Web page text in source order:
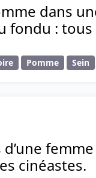
dans
fondu :
Pomme Sein
cinéastes.